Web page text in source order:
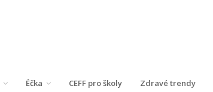
Éčka CEFF pro školy Zdravé trendy